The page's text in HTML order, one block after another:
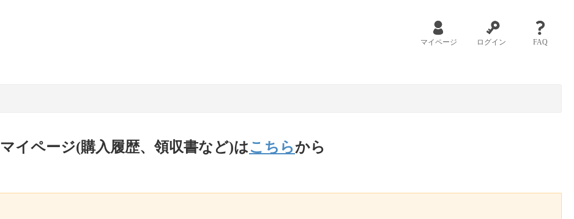
マイページ ログイン FAQ
マイページ(購入履歴、領収書など)はこちらから